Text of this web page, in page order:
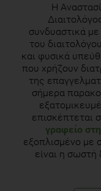
Η
συνδυαστικά
του
και φυσικά
που χρήζουν
της
σήμερα
επισκέπτεται
γραφείο
εξοπλισμένο με
είναι η σωστή